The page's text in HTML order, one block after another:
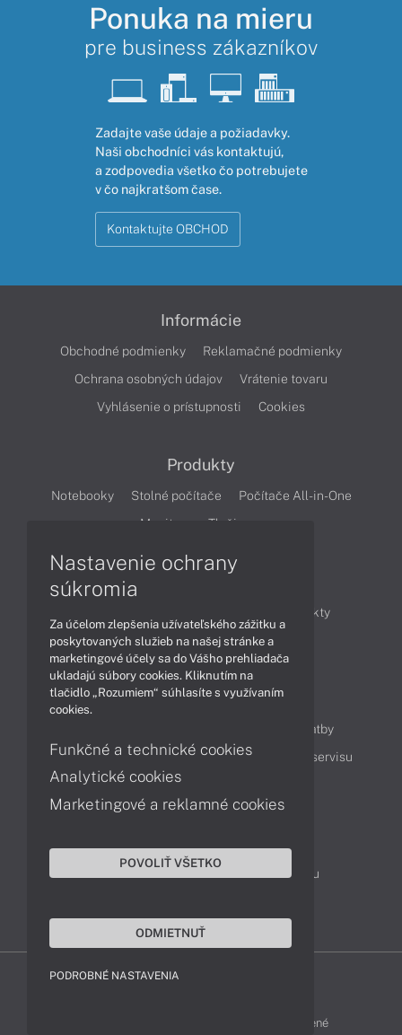
Ponuka na mieru
pre business zákazníkov
Zadajte vaše údaje a požiadavky.
Naši obchodníci vás kontaktujú,
a zodpovedia všetko čo potrebujete
v čo najkratšom čase.
Kontaktujte OBCHOD
Informácie
Obchodné podmienky
Reklamačné podmienky
Ochrana osobných údajov
Vrátenie tovaru
Vyhlásenie o prístupnosti
Cookies
Produkty
Notebooky Stolné počítače
Počítače All-in-One
Monitory
Tlačiarne
Produkty
Technológie
Videá
Obsah
Možnosti doručenia a platby
Podpora a servis
Servisné služby Cenník servisu
Kontakty
043 4224 771
Obchodné oddelenie
Reklamácia tovaru
HP-SHOP © 2012 - 2026 Všetky práva vyhradené
Nastavenie ochrany
súkromia
Za účelom zlepšenia užívateľského zážitku a
poskytovaných služieb na našej stránke a
marketingové účely sa do Vášho prehliadača
ukladajú súbory cookies. Kliknutím na
tlačidlo „Rozumiem“ súhlasíte s využívaním
cookies.
Funkčné a technické cookies
Analytické cookies
Marketingové a reklamné cookies
POVOLIŤ VŠETKO
ODMIETNUŤ
PODROBNÉ NASTAVENIA